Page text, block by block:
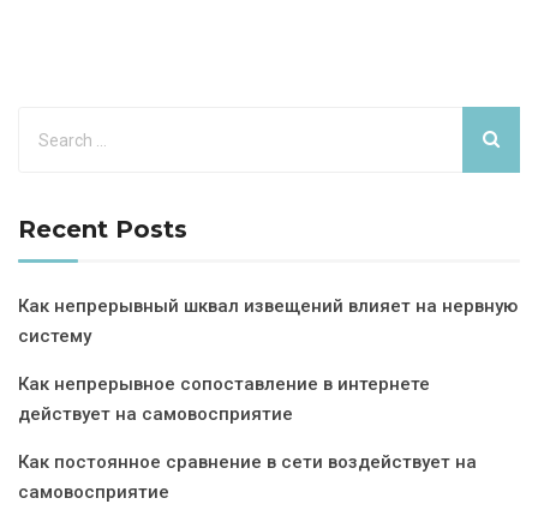
Recent Posts
Как непрерывный шквал извещений влияет на нервную
систему
Как непрерывное сопоставление в интернете
действует на самовосприятие
Как постоянное сравнение в сети воздействует на
самовосприятие